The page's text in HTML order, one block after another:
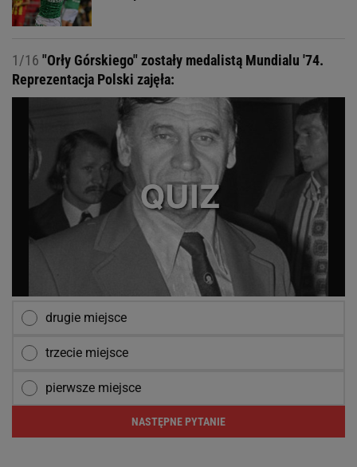
1/16 "Orły Górskiego" zostały medalistą Mundialu '74.
Reprezentacja Polski zajęła:
drugie miejsce
trzecie miejsce
pierwsze miejsce
NASTĘPNE PYTANIE